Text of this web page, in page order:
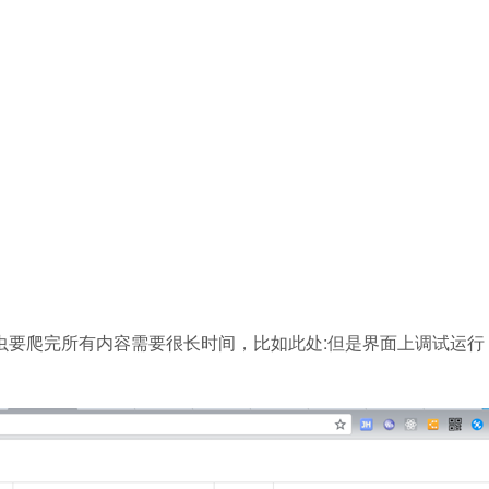
爬完所有内容需要很长时间，比如此处:但是界面上调试运